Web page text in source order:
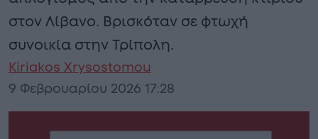
στον Λίβανο. Βρισκόταν σε φτωχή
συνοικία στην Τρίπολη.
Kiriakos Xrysostomou
9 Φεβρουαρίου 2026 17:28